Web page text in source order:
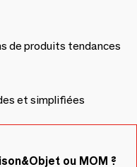
de produits tendances
et simplifiées
ou MOM ?